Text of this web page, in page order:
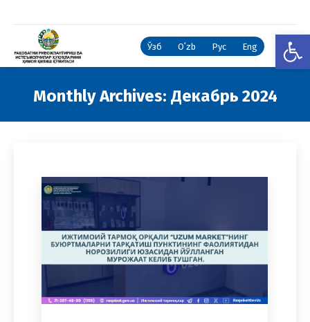
Ўзб Oʻzb Рус Eng
Monthly Archives: Декабрь 2024